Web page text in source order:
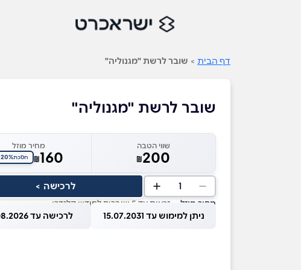
דף הבית > שובר לרשת "מגנוליה"
שובר לרשת "מגנוליה"
שווי הטבה
₪200
מחיר מוזל
₪160 חסכת20%
1 לרכישה >
מחיר מוזל — זכאות עד 5 שוברים לחודש קלנדרי
ניתן למימוש עד 15.07.2031 לרכישה עד 31.08.2026